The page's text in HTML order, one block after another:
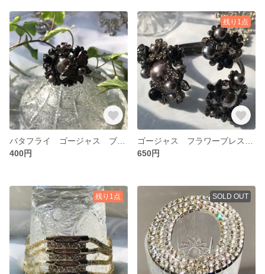
400円
残り1点
650円
残り1点 SOLD OUT